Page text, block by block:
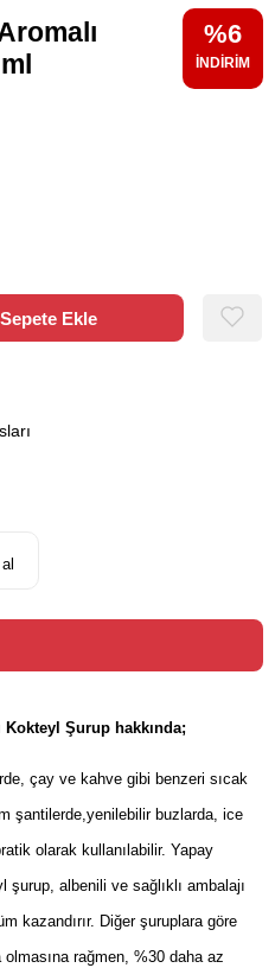
6
Kokteyl Şurup hakkında;
çay ve kahve gibi benzeri sıcak
şantilerde,yenilebilir buzlarda, ice
olarak kullanılabilir. Yapay
şurup, albenili ve sağlıklı ambalajı
kazandırır. Diğer şuruplara göre
rağmen, %30 daha az